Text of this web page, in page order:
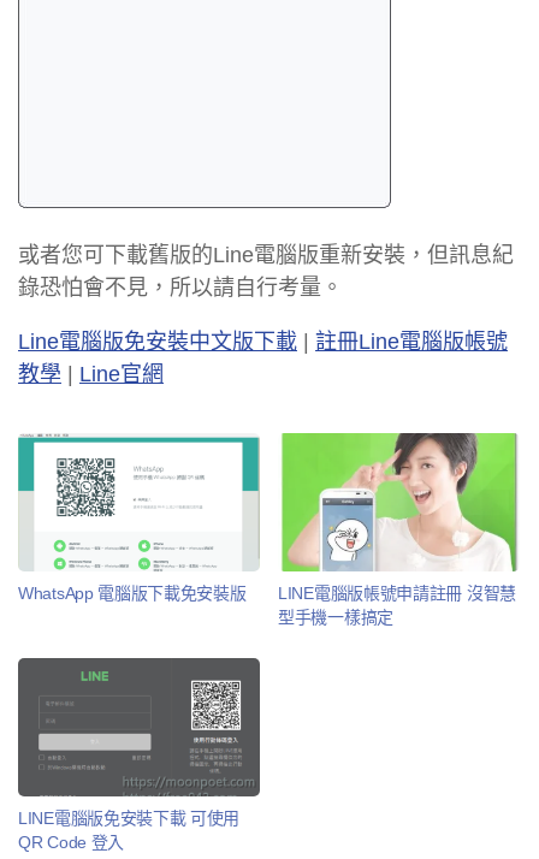
或者您可下載舊版的Line電腦版重新安裝，但訊息紀
錄恐怕會不見，所以請自行考量。
Line電腦版免安裝中文版下載 | 註冊Line電腦版帳號
教學 | Line官網
WhatsApp 電腦版下載免安裝版
LINE電腦版帳號申請註冊 沒智慧
型手機一樣搞定
LINE電腦版免安裝下載 可使用
QR Code 登入